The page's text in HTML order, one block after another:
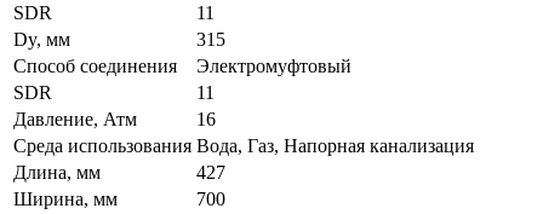
SDR
11
Dy, мм
315
Способ соединения
Электромуфтовый
SDR
11
Давление, Атм
16
Среда использования Вода, Газ, Напорная канализация
Длина, мм
427
Ширина, мм
700